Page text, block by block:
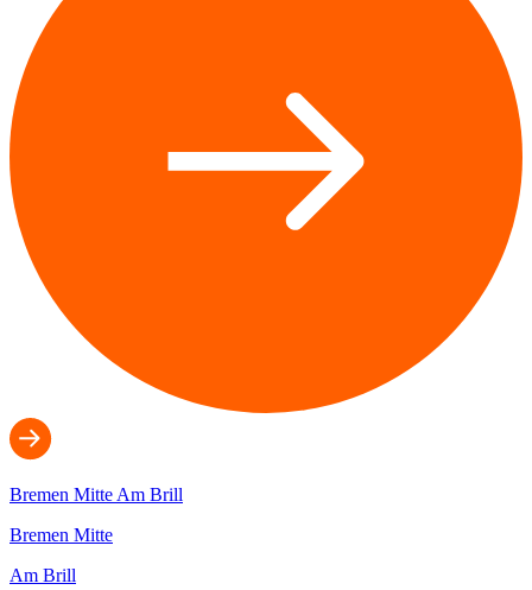
Bremen Mitte Am Brill
Bremen Mitte
Am Brill